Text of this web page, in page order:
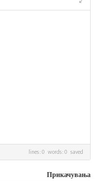
lines: 0 words: 0 saved
Прикачувања